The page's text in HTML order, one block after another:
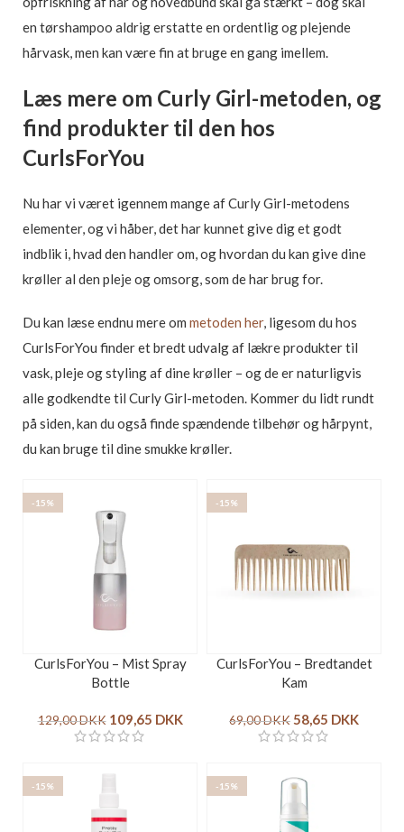
en tørshampoo aldrig erstatte en ordentlig og plejende
hårvask, men kan være fin at bruge en gang imellem.
Læs mere om Curly Girl-metoden, og
find produkter til den hos
CurlsForYou
Nu har vi været igennem mange af Curly Girl-metodens
elementer, og vi håber, det har kunnet give dig et godt
indblik i, hvad den handler om, og hvordan du kan give dine
krøller al den pleje og omsorg, som de har brug for.
Du kan læse endnu mere om metoden her, ligesom du hos
CurlsForYou finder et bredt udvalg af lækre produkter til
vask, pleje og styling af dine krøller – og de er naturligvis
alle godkendte til Curly Girl-metoden. Kommer du lidt rundt
på siden, kan du også finde spændende tilbehør og hårpynt,
du kan bruge til dine smukke krøller.
-15%
CurlsForYou – Mist Spray
Bottle
129,00DKK 109,65 DKK
-15%
CurlsForYou – Bredtandet
Kam
69,00DKK 58,65 DKK
-15% -15%